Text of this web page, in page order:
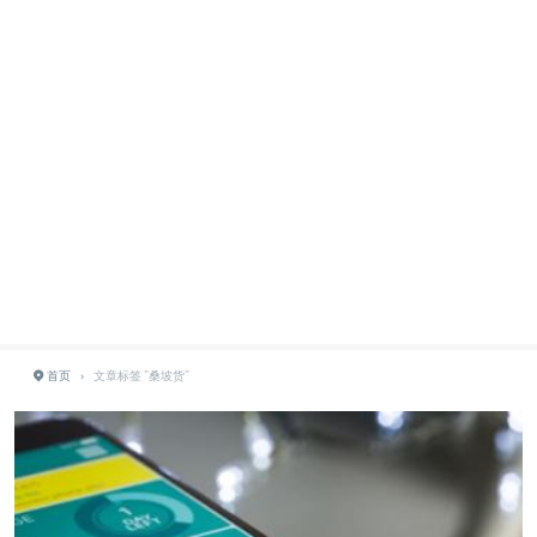
首页 › 文章标签 "桑坡货"